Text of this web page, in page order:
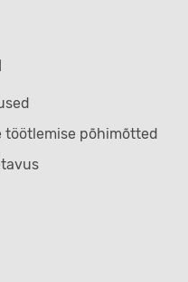
töötlemise põhimõtted